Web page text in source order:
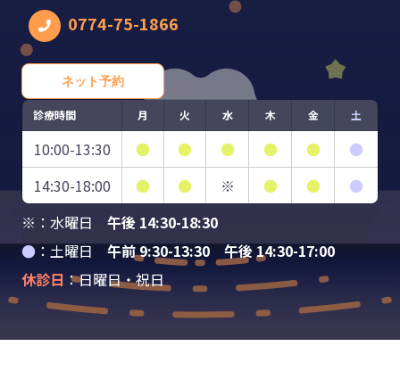
0774-75-1866
ネット予約
診療時間 月 火 水 木 金 土
10:00-13:30 ● ● ● ● ●
●
14:30-18:00
● ● ※ ● ●
●
※：水曜日 午後 14:30-18:30
●：土曜日午前 9:30-13:30 午後 14:30-17:00
休診日 ：日曜日・祝日